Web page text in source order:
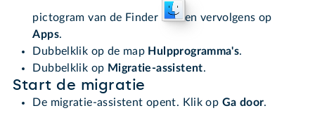
pictogram van de Finder
en vervolgens op
Apps.
Dubbelklik op de map Hulpprogramma's.
Dubbelklik op Migratie-assistent.
Start de migratie
De migratie-assistent opent. Klik op Ga door.